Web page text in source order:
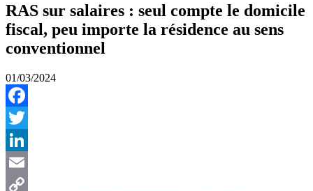
RAS sur salaires : seul compte le domicile
fiscal, peu importe la résidence au sens
conventionnel
01/03/2024
Facebook
Twitter
LinkedIn
Email